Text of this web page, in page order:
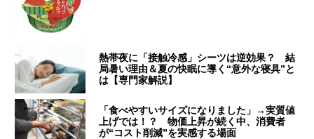
熱帯夜に「接触冷感」シーツは逆効果？ 結
局暑い理由＆夏の快眠に導く“意外な寝具”と
は【専門家解説】
「食べやすいサイズになりました」→実質値
上げでは！？ 物価上昇が続く中、消費者
が“コスト削減”を実感する場面